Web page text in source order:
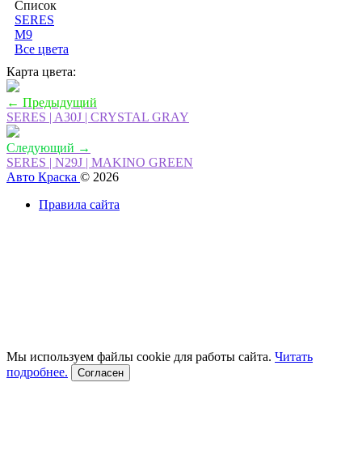
Список
SERES
M9
Все цвета
Карта цвета:
← Предыдущий
SERES | A30J | CRYSTAL GRAY
Следующий →
SERES | N29J | MAKINO GREEN
Авто Краска © 2026
Правила сайта
Мы используем файлы cookie для работы сайта. Читать
подробнее.
Согласен